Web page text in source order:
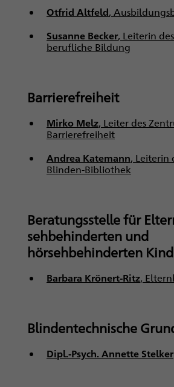
o
Otfrid Altfeld,
Susanne Becker, Leiterin
berufliche Bildung
Barrierefreiheit
Mirko Melz, Leiter des
Barrierefreiheit
Andrea Katemann, Leiterin
Blinden-Bibliothek
Beratungsstelle für
sehbehinderten und
hörsehbehinderten
Barbara Krönert-Ritz,
Blindentechnische
Dipl.-Psych. Annette Stelker